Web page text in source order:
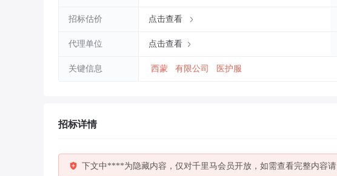
招标估价 点击查看
代理单位 点击查看
关键信息 西蒙 有限公司 医护服
招标详情
下文中****为隐藏内容，仅对千里马会员开放，如需查看完整内容请